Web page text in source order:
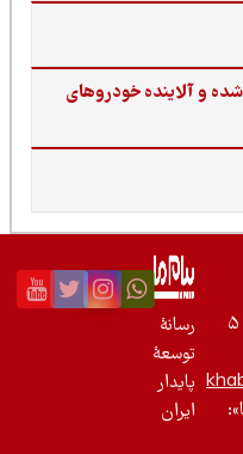
آلاینده خودروهای
رسانۀ
توسعۀ
پایدار
ایران